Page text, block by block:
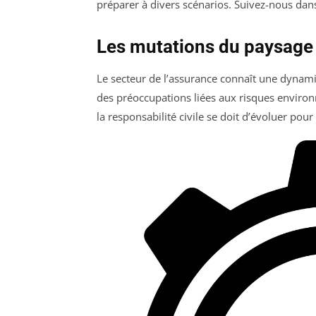
préparer à divers scénarios. Suivez-nous
Les mutations du
Le secteur de l’assurance connaît une
des préoccupations liées aux risques
la responsabilité civile se doit d’évoluer